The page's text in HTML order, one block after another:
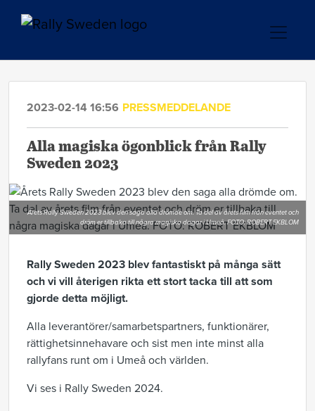
2023-02-14 16:56 PRESSMEDDELANDE
Alla magiska ögonblick från Rally
Sweden 2023
Årets Rally Sweden 2023 blev den saga alla drömde om. Ta del av årets film från eventet och
dröm er tillbaka till några magiska dagar i Umeå. FOTO: ROBERT EKBLOM
Rally Sweden 2023 blev fantastiskt på många sätt
och vi vill återigen rikta ett stort tacka till att som
gjorde detta möjligt.
Alla leverantörer/samarbetspartners, funktionärer,
rättighetsinnehavare och sist men inte minst alla
rallyfans runt om i Umeå och världen.
Vi ses i Rally Sweden 2024.